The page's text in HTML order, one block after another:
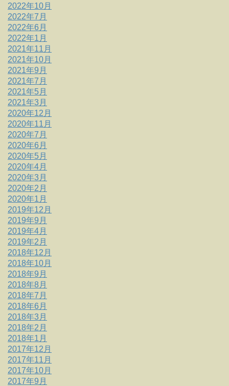
2022年10月
2022年7月
2022年6月
2022年1月
2021年11月
2021年10月
2021年9月
2021年7月
2021年5月
2021年3月
2020年12月
2020年11月
2020年7月
2020年6月
2020年5月
2020年4月
2020年3月
2020年2月
2020年1月
2019年12月
2019年9月
2019年4月
2019年2月
2018年12月
2018年10月
2018年9月
2018年8月
2018年7月
2018年6月
2018年3月
2018年2月
2018年1月
2017年12月
2017年11月
2017年10月
2017年9月